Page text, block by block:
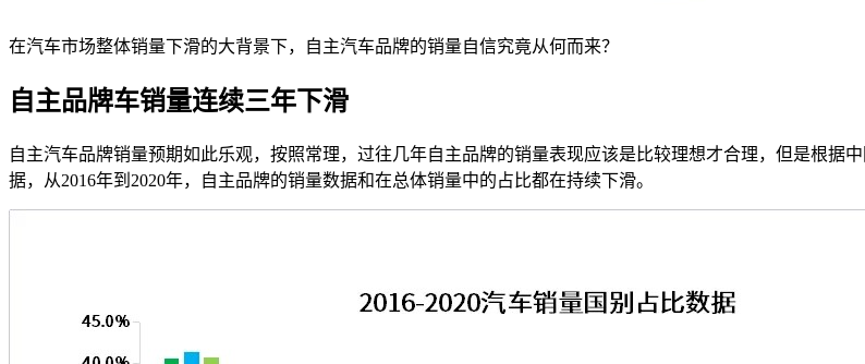
在汽车市场整体销量下滑的大背景下，自主汽车品牌的销量自信究竟从何而来？
自主品牌车销量连续三年下滑
自主汽车品牌销量预期如此乐观，按照常理，过往几年自主品牌的销量表现应该是比较理想才合理，但是根据
据，从2016年到2020年，自主品牌的销量数据和在总体销量中的占比都在持续下滑。